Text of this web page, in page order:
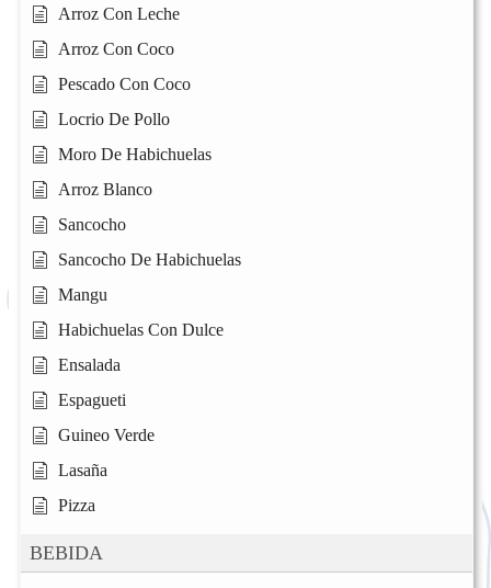
Arroz Con Leche
Arroz Con Coco
Pescado Con Coco
Locrio De Pollo
Moro De Habichuelas
Arroz Blanco
Sancocho
Sancocho De Habichuelas
Mangu
Habichuelas Con Dulce
Ensalada
Espagueti
Guineo Verde
Lasaña
Pizza
BEBIDA